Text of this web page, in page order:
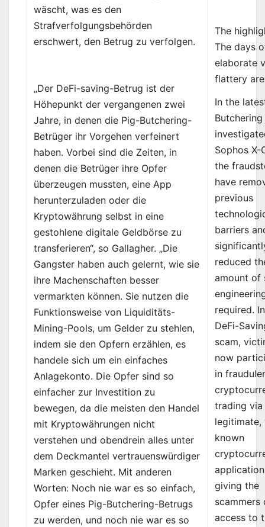
wäscht, was es den
Strafverfolgungsbehörden
erschwert, den Betrug zu verfolgen.
„Der DeFi-saving-Betrug ist der
Höhepunkt der vergangenen zwei
Jahre, in denen die Pig-Butchering-
Betrüger ihr Vorgehen verfeinert
haben. Vorbei sind die Zeiten, in
denen die Betrüger ihre Opfer
überzeugen mussten, eine App
herunterzuladen oder die
Kryptowährung selbst in eine
gestohlene digitale Geldbörse zu
transferieren“, so Gallagher. „Die
Gangster haben auch gelernt, wie sie
ihre Machenschaften besser
vermarkten können. Sie nutzen die
Funktionsweise von Liquiditäts-
Mining-Pools, um Gelder zu stehlen,
indem sie den Opfern erzählen, es
handele sich um ein einfaches
Anlagekonto. Die Opfer sind so
einfacher zur Investition zu
bewegen, da die meisten den Handel
mit Kryptowährungen nicht
verstehen und obendrein alles unter
dem Deckmantel vertrauenswürdiger
Marken geschieht. Mit anderen
Worten: Noch nie war es so einfach,
Opfer eines Pig-Butchering-Betrugs
zu werden, und noch nie war es so
The
The days
elaborate
flattery
In the
Sophos X-
the
have
previous
barriers
reduced
amount of
required.
DeFi-
scam,
now
in
trading via
legitimate,
known
giving the
scammers
access to